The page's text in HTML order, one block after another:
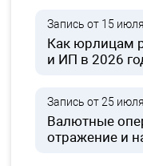
Запись от 15
Как юрлицам
и ИП в 2026
Запись от 25
Валютные
отражение и